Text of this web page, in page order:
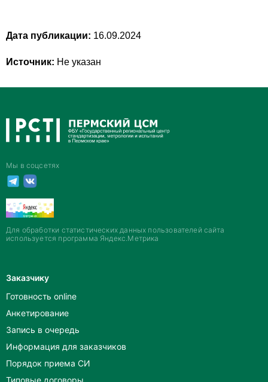
Дата публикации: 16.09.2024
Источник: Не указан
Мы в соцсетях
Для обработки статистических данных пользователей сайта
используется программа Яндекс.Метрика
Заказчику
Готовность online
Анкетирование
Запись в очередь
Информация для заказчиков
Порядок приема СИ
Типовые договоры